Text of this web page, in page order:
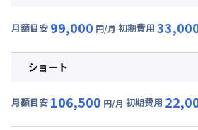
光熱費他 : 0円/月 (0円/日) ※賃料に含
その他費用 :
初期費用
月額目安 99,000 円/月 初期費用
月額賃料目安(30日利用)
光熱費他 : 0円/月 (0円/日) ※賃料に含
ショート
月額目安 106,500 円/月 初期費用